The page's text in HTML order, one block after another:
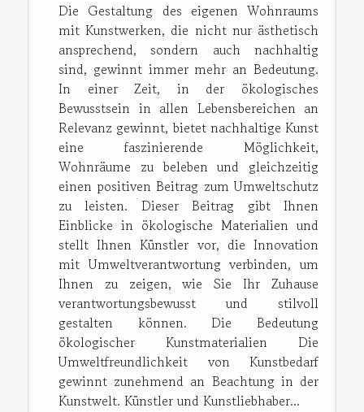
Die Gestaltung des eigenen Wohnraums
mit Kunstwerken, die nicht nur ästhetisch
ansprechend, sondern auch nachhaltig
sind, gewinnt immer mehr an Bedeutung.
In einer Zeit, in der ökologisches
Bewusstsein in allen Lebensbereichen an
Relevanz gewinnt, bietet nachhaltige Kunst
eine faszinierende Möglichkeit,
Wohnräume zu beleben und gleichzeitig
einen positiven Beitrag zum Umweltschutz
zu leisten. Dieser Beitrag gibt Ihnen
Einblicke in ökologische Materialien und
stellt Ihnen Künstler vor, die Innovation
mit Umweltverantwortung verbinden, um
Ihnen zu zeigen, wie Sie Ihr Zuhause
verantwortungsbewusst und stilvoll
gestalten können. Die Bedeutung
ökologischer Kunstmaterialien Die
Umweltfreundlichkeit von Kunstbedarf
gewinnt zunehmend an Beachtung in der
Kunstwelt. Künstler und Kunstliebhaber...